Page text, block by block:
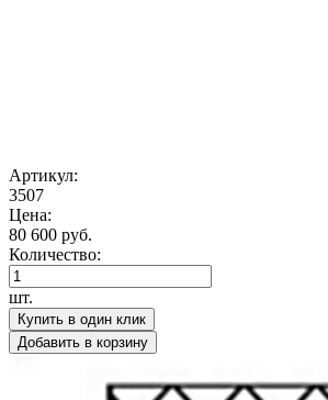
Артикул:
3507
Цена:
80 600 руб.
Количество:
шт.
Купить в один клик
Добавить в корзину